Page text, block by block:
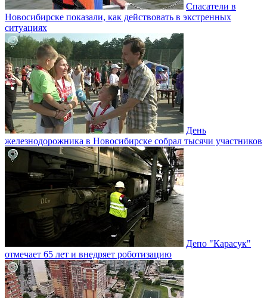
Спасатели в
Новосибирске показали, как действовать в экстренных
ситуациях
День
железнодорожника в Новосибирске собрал тысячи участников
Депо "Карасук"
отмечает 65 лет и внедряет роботизацию